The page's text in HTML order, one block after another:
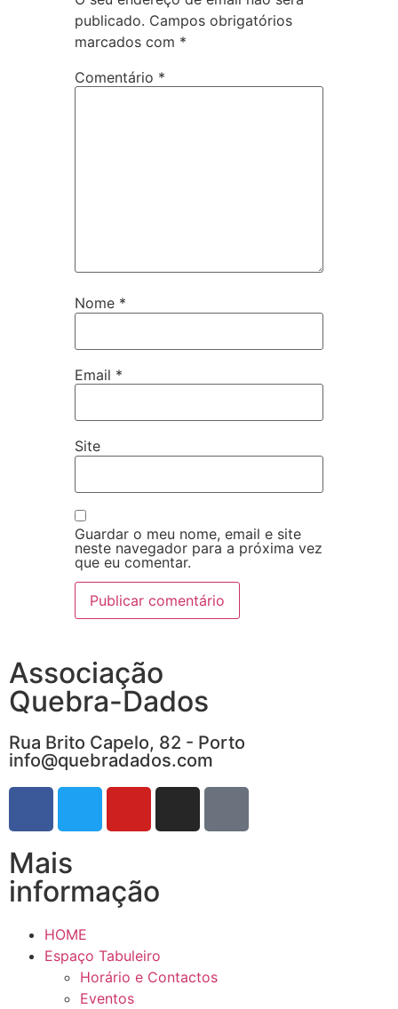
publicado. Campos obrigatórios
marcados com *
Comentário *
Nome *
Email *
Site
Guardar o meu nome, email e site
neste navegador para a próxima vez
que eu comentar.
Associação
Quebra-Dados
Rua Brito Capelo, 82 - Porto
info@quebradados.com
Mais
informação
HOME
Espaço Tabuleiro
Horário e Contactos
Eventos